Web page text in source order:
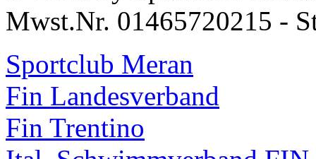
Mwst.Nr. 01465720215 -
Sportclub Meran
Fin Landesverband
Fin Trentino